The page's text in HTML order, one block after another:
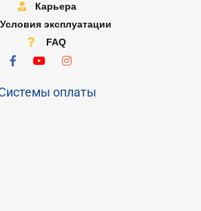
Карьера
Условия эксплуатации
FAQ
оплаты